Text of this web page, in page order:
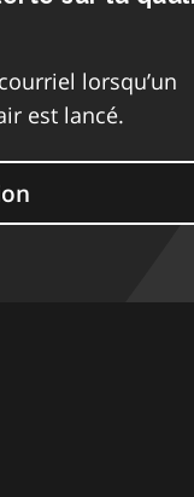
lorsqu’un
est lancé.